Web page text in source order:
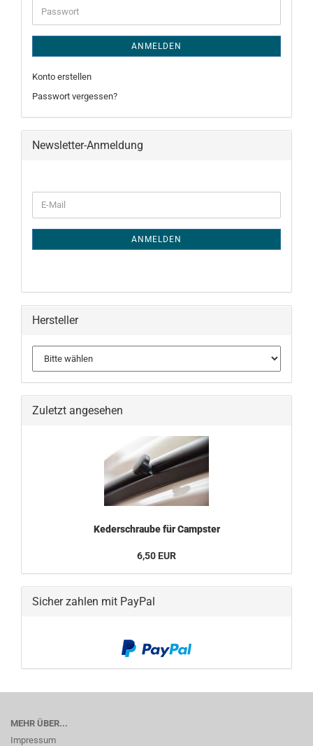
Passwort
ANMELDEN
Konto erstellen
Passwort vergessen?
Newsletter-Anmeldung
ZUR
E-
Mail
ANMELDEN
Hersteller
Zuletzt angesehen
Kederschraube für Campster
6,50 EUR
Sicher zahlen mit PayPal
MEHR ÜBER...
Impressum